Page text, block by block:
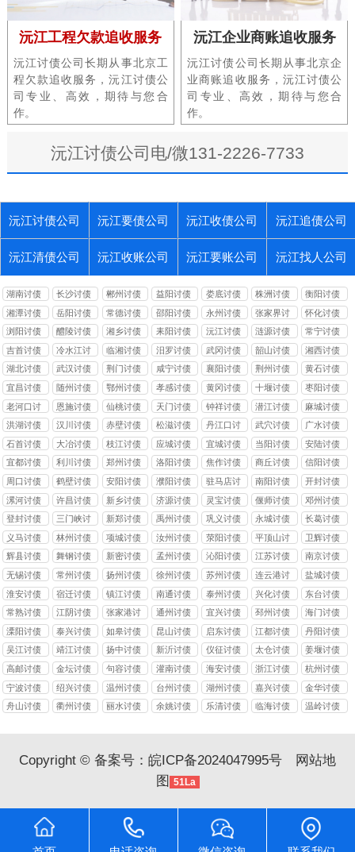
沅江工程欠款追收服务
沅江讨债公司长期从事北京工
程欠款追收服务，沅江讨债公
司专业、高效，期待与您合
作。
沅江企业商账追收服务
沅江讨债公司长期从事北京企
业商账追收服务，沅江讨债公
司专业、高效，期待与您合
作。
沅江讨债公司电/微131-2226-7733
沅江讨债公司 沅江要债公司 沅江收债公司 沅江追债公司
沅江清债公司 沅江收账公司 沅江要账公司 沅江找人公司
湖南讨债 长沙讨债 郴州讨债 益阳讨债 娄底讨债 株洲讨债
衡阳讨债
湘潭讨债
岳阳讨债 常德讨债 邵阳讨债 永州讨债
张家界讨
债
怀化讨债
浏阳讨债
醴陵讨债 湘乡讨债 耒阳讨债 沅江讨债 涟源讨债
常宁讨债
吉首讨债
冷水江讨
债
临湘讨债 汨罗讨债 武冈讨债 韶山讨债
湘西讨债
湖北讨债
武汉讨债 荆门讨债 咸宁讨债 襄阳讨债 荆州讨债
黄石讨债
宜昌讨债
随州讨债 鄂州讨债 孝感讨债 黄冈讨债 十堰讨债
枣阳讨债
老河口讨
债
恩施讨债 仙桃讨债 天门讨债 钟祥讨债 潜江讨债
麻城讨债
洪湖讨债
汉川讨债 赤壁讨债 松滋讨债
丹江口讨
债
武穴讨债
广水讨债
石首讨债
大冶讨债 枝江讨债 应城讨债 宜城讨债 当阳讨债
安陆讨债
宜都讨债
利川讨债 郑州讨债 洛阳讨债 焦作讨债 商丘讨债
信阳讨债
周口讨债
鹤壁讨债 安阳讨债 濮阳讨债
驻马店讨
债
南阳讨债
开封讨债
漯河讨债
许昌讨债 新乡讨债 济源讨债 灵宝讨债 偃师讨债
邓州讨债
登封讨债
三门峡讨
债
新郑讨债 禹州讨债 巩义讨债 永城讨债
长葛讨债
义马讨债
林州讨债 项城讨债 汝州讨债 荥阳讨债
平顶山讨
债
卫辉讨债
辉县讨债
舞钢讨债 新密讨债 孟州讨债 沁阳讨债 江苏讨债
南京讨债
无锡讨债
常州讨债 扬州讨债 徐州讨债 苏州讨债
连云港讨
债
盐城讨债
淮安讨债
宿迁讨债 镇江讨债 南通讨债 泰州讨债 兴化讨债
东台讨债
常熟讨债
江阴讨债
张家港讨
债
通州讨债 宜兴讨债 邳州讨债
海门讨债
溧阳讨债
泰兴讨债 如皋讨债 昆山讨债 启东讨债 江都讨债
丹阳讨债
吴江讨债
靖江讨债 扬中讨债 新沂讨债 仪征讨债 太仓讨债
姜堰讨债
高邮讨债
金坛讨债 句容讨债 灌南讨债 海安讨债 浙江讨债
杭州讨债
宁波讨债
绍兴讨债 温州讨债 台州讨债 湖州讨债 嘉兴讨债
金华讨债
舟山讨债
衢州讨债 丽水讨债 余姚讨债 乐清讨债 临海讨债 温岭讨债
Copyright © 备案号： 皖ICP备2024047995号
网站地
图
51La